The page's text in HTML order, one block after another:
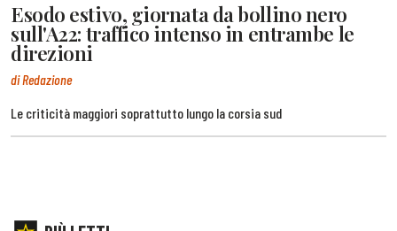
Esodo estivo, giornata da bollino nero
sull'A22: traffico intenso in entrambe le
direzioni
di Redazione
Le criticità maggiori soprattutto lungo la corsia sud